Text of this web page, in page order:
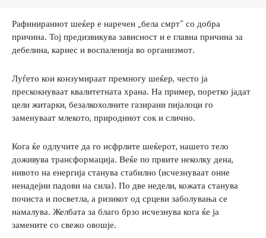
Рафинираниот шеќер е наречен „бела смрт“ со добра
причина. Тој предизвикува зависност и е главна причина за
дебелина, кариес и воспаленија во организмот.
Луѓето кои конзумираат премногу шеќер, често ја
прескокнуваат квалитетната храна. На пример, поретко јадат
цели житарки, безалкохолните газирани пијалоци го
заменуваат млекото, природниот сок и слично.
Кога ќе одлучите да го исфрлите шеќерот, нашето тело
доживува трансформација. Веќе по првите неколку дена,
нивото на енергија станува стабилно (исчезнуваат оние
ненадејни падови на сила). По две недели, кожата станува
почиста и посветла, а ризикот од срцеви заболувања се
намалува. Желбата за благо брзо исчезнува кога ќе ја
замените со свежо овошје.